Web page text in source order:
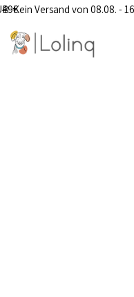
Kein Versand von 08.08. -